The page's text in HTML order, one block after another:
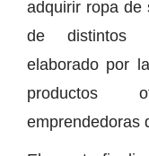
adquirir ropa de
de distintos
elaborado por
productos
emprendedoras